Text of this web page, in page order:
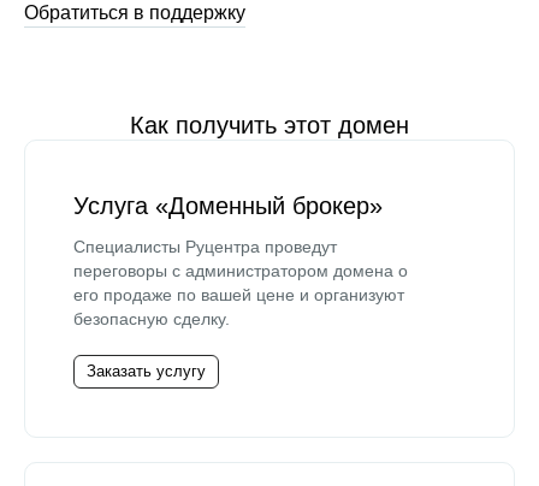
Обратиться в поддержку
Как получить этот домен
Услуга «Доменный брокер»
Специалисты Руцентра проведут
переговоры с администратором домена о
его продаже по вашей цене и организуют
безопасную сделку.
Заказать услугу